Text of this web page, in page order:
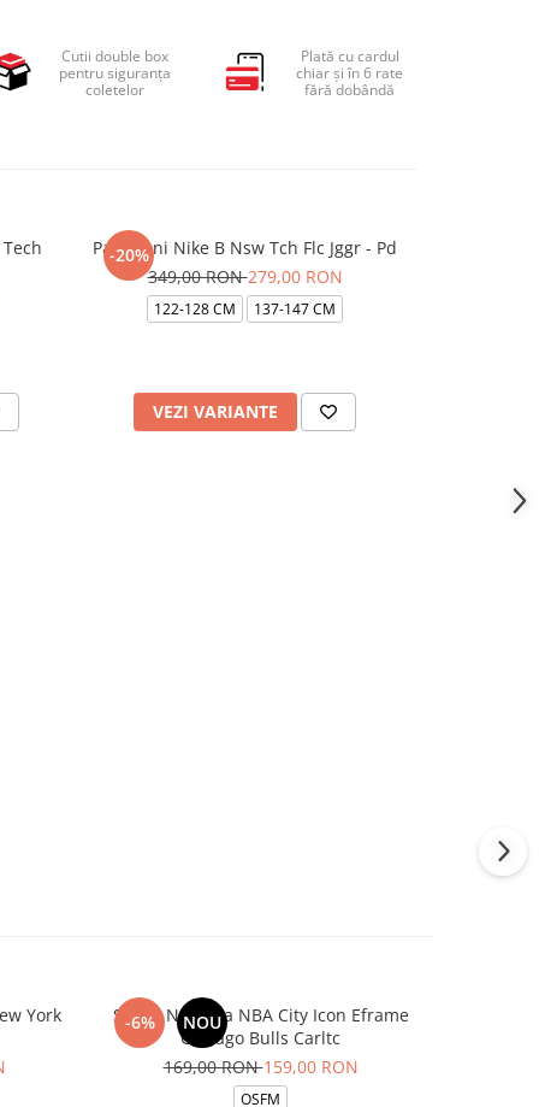
Cutii double box
pentru siguranța
coletelor
Plată cu cardul
chiar și în 6 rate
fără dobândă
-20%
Pantaloni Nike B Nsw Tch Flc Jggr - Pd
349,00 RON279,00 RON
122-128 CM 137-147 CM
VEZI VARIANTE
York
-6% NOU
Sapca New Era NBA City Icon Eframe
Chicago Bulls Carltc
169,00 RON159,00 RON
OSFM